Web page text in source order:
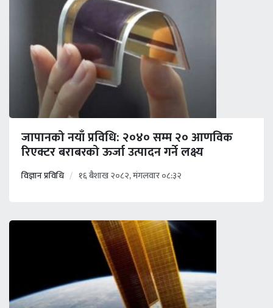
जापानको नयाँ प्रविधि: २०४० सम्म २० आणविक
रिएक्टर बराबरको ऊर्जा उत्पादन गर्ने लक्ष्य
विज्ञान प्रविधि १६ बैशाख २०८२, मंगलवार ०८:३२